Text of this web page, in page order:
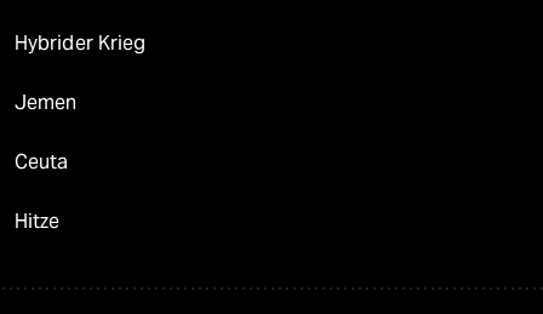
Hybrider Krieg
Jemen
Ceuta
Hitze